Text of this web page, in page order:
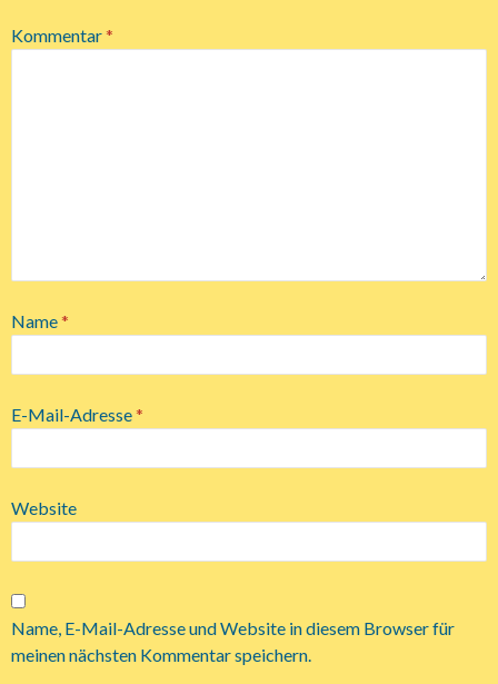
Kommentar*
Name*
E-Mail-Adresse*
Website
Name, E-Mail-Adresse und Website in diesem Browser für
meinen nächsten Kommentar speichern.